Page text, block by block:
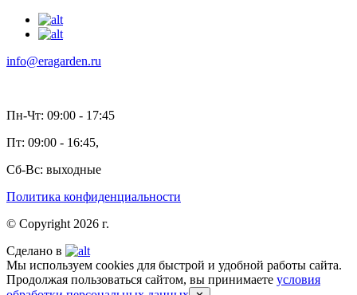
info@eragarden.ru
Пн-Чт: 09:00 - 17:45
Пт: 09:00 - 16:45,
Сб-Вс: выходные
Политика конфиденциальности
© Copyright 2026 г.
Сделано в
Мы используем cookies для быстрой и удобной работы сайта.
Продолжая пользоваться сайтом, вы принимаете условия